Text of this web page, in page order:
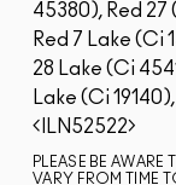
45380), Red 27
Red 7 Lake (Ci
28 Lake (Ci
Lake (Ci
ILN52522
PLEASE BE
VARY FROM TIME